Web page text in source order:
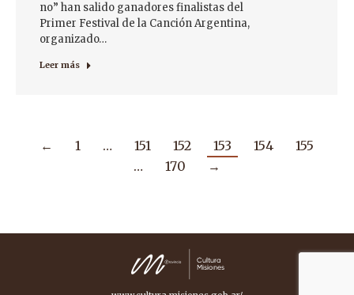
no” han salido ganadores finalistas del
Primer Festival de la Canción Argentina,
organizado…
Leer más
← 1 … 151 152 153 154
155
…
170 →